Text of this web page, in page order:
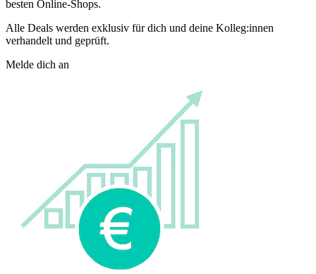
besten Online-Shops.
Alle Deals werden exklusiv für dich und deine Kolleg:innen
verhandelt und geprüft.
Melde dich an